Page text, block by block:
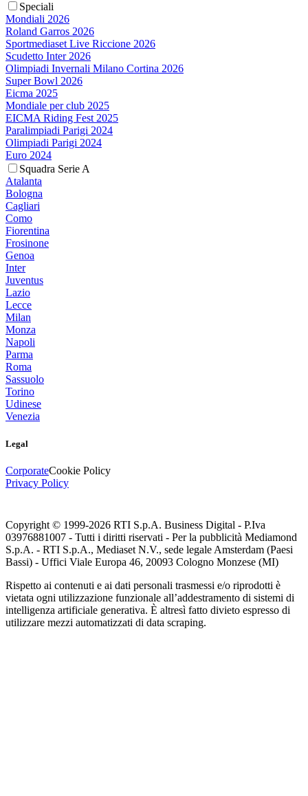
Speciali
Mondiali 2026
Roland Garros 2026
Sportmediaset Live Riccione 2026
Scudetto Inter 2026
Olimpiadi Invernali Milano Cortina 2026
Super Bowl 2026
Eicma 2025
Mondiale per club 2025
EICMA Riding Fest 2025
Paralimpiadi Parigi 2024
Olimpiadi Parigi 2024
Euro 2024
Squadra Serie A
Atalanta
Bologna
Cagliari
Como
Fiorentina
Frosinone
Genoa
Inter
Juventus
Lazio
Lecce
Milan
Monza
Napoli
Parma
Roma
Sassuolo
Torino
Udinese
Venezia
Legal
CorporateCookie Policy
Privacy Policy
Copyright © 1999-2026 RTI S.p.A. Business Digital - P.Iva
03976881007 - Tutti i diritti riservati - Per la pubblicità Mediamond
S.p.A. - RTI S.p.A., Mediaset N.V., sede legale Amsterdam (Paesi
Bassi) - Uffici Viale Europa 46, 20093 Cologno Monzese (MI)
Rispetto ai contenuti e ai dati personali trasmessi e/o riprodotti è
vietata ogni utilizzazione funzionale all’addestramento di sistemi di
intelligenza artificiale generativa. È altresì fatto divieto espresso di
utilizzare mezzi automatizzati di data scraping.